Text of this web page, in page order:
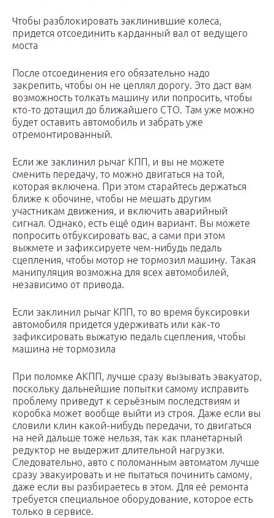
Чтобы разблокировать заклинившие колеса,
придется отсоединить карданный вал от ведущего
моста
После отсоединения его обязательно надо
закрепить, чтобы он не цеплял дорогу. Это даст вам
возможность толкать машину или попросить, чтобы
кто-то дотащил до ближайшего СТО. Там уже можно
будет оставить автомобиль и забрать уже
отремонтированный.
Если же заклинил рычаг КПП, и вы не можете
сменить передачу, то можно двигаться на той,
которая включена. При этом старайтесь держаться
ближе к обочине, чтобы не мешать другим
участникам движения, и включить аварийный
сигнал. Однако, есть ещё один вариант. Вы можете
попросить отбуксировать вас, а сами при этом
выжмете и зафиксируете чем-нибудь педаль
сцепления, чтобы мотор не тормозил машину. Такая
манипуляция возможна для всех автомобилей,
независимо от привода.
Если заклинил рычаг КПП, то во время буксировки
автомобиля придется удерживать или как-то
зафиксировать выжатую педаль сцепления, чтобы
машина не тормозила
При поломке АКПП, лучше сразу вызывать эвакуатор,
поскольку дальнейшие попытки самому исправить
проблему приведут к серьёзным последствиям и
коробка может вообще выйти из строя. Даже если вы
словили клин какой-нибудь передачи, то двигаться
на ней дальше тоже нельзя, так как планетарный
редуктор не выдержит длительной нагрузки.
Следовательно, авто с поломанным автоматом лучше
сразу эвакуировать и не пытаться починить самому,
даже если вы разбираетесь в этом. Для её ремонта
требуется специальное оборудование, которое есть
только в сервисе.